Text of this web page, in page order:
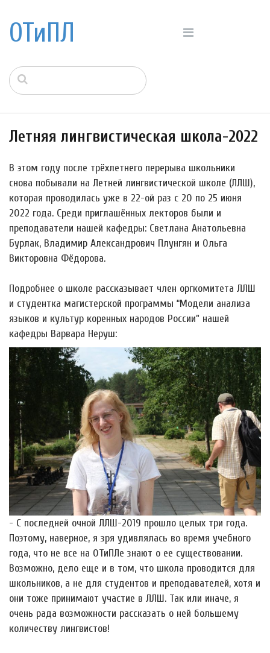
ОТиПЛ
Летняя лингвистическая школа-2022
В этом году после трёхлетнего перерыва школьники
снова побывали на Летней лингвистической школе (ЛЛШ),
которая проводилась уже в 22-ой раз с 20 по 25 июня
2022 года. Среди приглашённых лекторов были и
преподаватели нашей кафедры: Светлана Анатольевна
Бурлак, Владимир Александрович Плунгян и Ольга
Викторовна Фёдорова.
Подробнее о школе рассказывает член оргкомитета ЛЛШ
и студентка магистерской программы “Модели анализа
языков и культур коренных народов России” нашей
кафедры Варвара Неруш:
- С последней очной ЛЛШ-2019 прошло целых три года.
Поэтому, наверное, я зря удивлялась во время учебного
года, что не все на ОТиПЛе знают о ее существовании.
Возможно, дело еще и в том, что школа проводится для
школьников, а не для студентов и преподавателей, хотя и
они тоже принимают участие в ЛЛШ. Так или иначе, я
очень рада возможности рассказать о ней большему
количеству лингвистов!